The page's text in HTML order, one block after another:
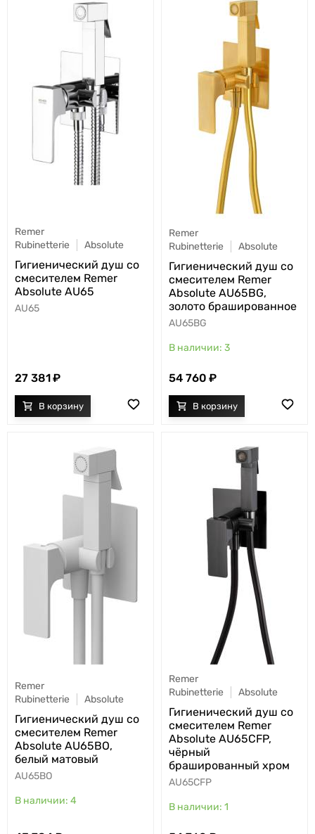
Remer
Rubinetterie
Absolute
Гигиенический душ со
смесителем Remer
Absolute AU65
AU65
27 381
Remer
Rubinetterie
Absolute
Гигиенический душ со
смесителем Remer
Absolute AU65BG,
золото брашированное
AU65BG
3
54 760
Remer
Rubinetterie
Absolute
Гигиенический душ со
смесителем Remer
Absolute AU65BO,
белый матовый
AU65BO
4
Remer
Rubinetterie
Absolute
Гигиенический душ со
смесителем Remer
Absolute AU65CFP,
чёрный
брашированный хром
AU65CFP
1